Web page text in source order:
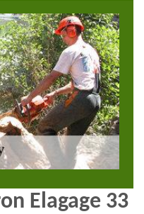
Elagage 33